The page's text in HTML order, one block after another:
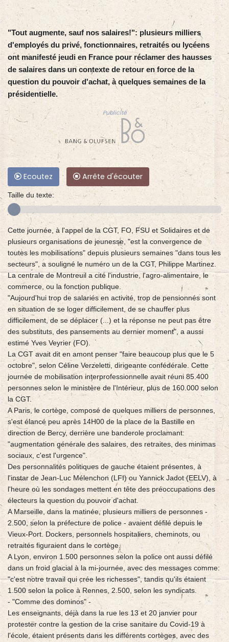
"Tout augmente, sauf nos salaires!": plusieurs milliers
d'employés du privé, fonctionnaires, retraités ou lycéens
ont manifesté jeudi en France pour réclamer des hausses
de salaires dans un contexte de retour en force de la
question du pouvoir d'achat, à quelques semaines de la
présidentielle.
Publicité
Ecoutez Arrête d'écouter
Taille du texte:
Cette journée, à l'appel de la CGT, FO, FSU et Solidaires et de
plusieurs organisations de jeunesse, "est la convergence de
toutes les mobilisations" depuis plusieurs semaines "dans tous les
secteurs", a souligné le numéro un de la CGT, Philippe Martinez.
La centrale de Montreuil a cité l'industrie, l'agro-alimentaire, le
commerce, ou la fonction publique.
"Aujourd'hui trop de salariés en activité, trop de pensionnés sont
en situation de se loger difficilement, de se chauffer plus
difficilement, de se déplacer (...) et la réponse ne peut pas être
des substituts, des pansements au dernier moment", a aussi
estimé Yves Veyrier (FO).
La CGT avait dit en amont penser "faire beaucoup plus que le 5
octobre", selon Céline Verzeletti, dirigeante confédérale. Cette
journée de mobilisation interprofessionnelle avait réuni 85.400
personnes selon le ministère de l'Intérieur, plus de 160.000 selon
la CGT.
A Paris, le cortège, composé de quelques milliers de personnes,
s'est élancé peu après 14H00 de la place de la Bastille en
direction de Bercy, derrière une banderole proclamant:
"augmentation générale des salaires, des retraites, des minimas
sociaux, c'est l'urgence".
Des personnalités politiques de gauche étaient présentes, à
l'instar de Jean-Luc Mélenchon (LFI) ou Yannick Jadot (EELV), à
l'heure où les sondages mettent en tête des préoccupations des
électeurs la question du pouvoir d'achat.
A Marseille, dans la matinée, plusieurs milliers de personnes -
2.500, selon la préfecture de police - avaient défilé depuis le
Vieux-Port. Dockers, personnels hospitaliers, cheminots, ou
retraités figuraient dans le cortège.
A Lyon, environ 1.500 personnes selon la police ont aussi défilé
dans un froid glacial à la mi-journée, avec des messages comme:
"c'est notre travail qui crée les richesses", tandis qu'ils étaient
1.500 selon la police à Rennes, 2.500, selon les syndicats.
- "Comme des dominos" -
Les enseignants, déjà dans la rue les 13 et 20 janvier pour
protester contre la gestion de la crise sanitaire du Covid-19 à
l'école, étaient présents dans les différents cortèges, avec des